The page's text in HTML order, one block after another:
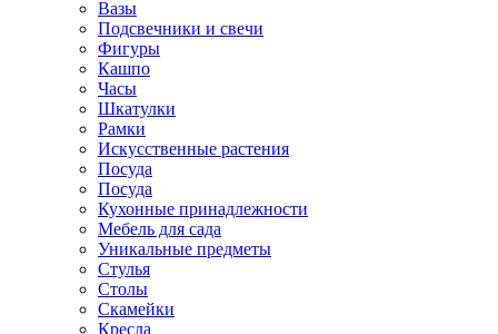
Вазы
Подсвечники и свечи
Фигуры
Кашпо
Часы
Шкатулки
Рамки
Искусственные растения
Посуда
Посуда
Кухонные принадлежности
Мебель для сада
Уникальные предметы
Стулья
Столы
Скамейки
Кресла